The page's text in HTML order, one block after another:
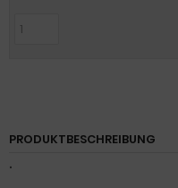
PRODUKTBESCHREIBUNG
"